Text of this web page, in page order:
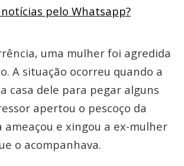
pelo Whatsapp?
uma mulher foi agredida
A situação ocorreu quando a
casa dele para pegar alguns
apertou o pescoço da
ameaçou e xingou a ex-mulher
o acompanhava.